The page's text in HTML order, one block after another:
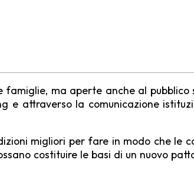
ma aperte anche al
e attraverso la comunicazione
migliori per fare in modo che le
costituire le basi di un nuovo